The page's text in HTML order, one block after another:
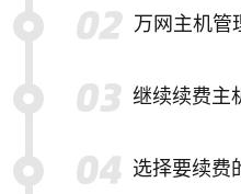
万网主机管
继续续费主
选择要续费